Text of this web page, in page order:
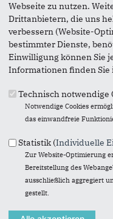
Vielen Dank, dass Sie
weiterempfehlen.
Anmerkung: Ihre E-
Personen, denen Sie
informieren, von wem
Das mit *
Eigener Name*
Senden an*
Webseite zu nutzen.
Drittanbietern, die uns
verbessern (Website-
bestimmter Dienste,
Einwilligung können Sie
Informationen finden
Technisch notwendige
Notwendige Cookies
das einwandfreie
Statistik (Individuelle
Zur Website-Optimierung
Bereitstellung des
ausschließlich aggregiert
gestellt.